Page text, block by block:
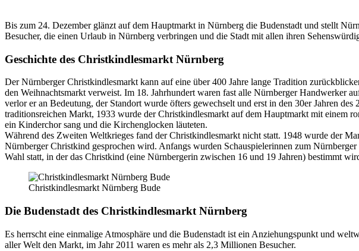
Bis zum 24. Dezember glänzt auf dem Hauptmarkt in Nürnberg die Budenstadt und stellt
Besucher, die einen Urlaub in Nürnberg verbringen und die Stadt mit allen ihren
Geschichte des Christkindlesmarkt Nürnberg
Der Nürnberger Christkindlesmarkt kann auf eine über 400 Jahre lange Tradition
den Weihnachtsmarkt verweist. Im 18. Jahrhundert waren fast alle Nürnberger Handwerker
verlor er an Bedeutung, der Standort wurde öfters gewechselt und erst in den 30er Jahren
traditionsreichen Markt, 1933 wurde der Christkindlesmarkt auf dem Hauptmarkt mit einem
ein Kinderchor sang und die Kirchenglocken läuteten.
Während des Zweiten Weltkrieges fand der Christkindlesmarkt nicht statt. 1948 wurde der
Nürnberger Christkind gesprochen wird. Anfangs wurden Schauspielerinnen zum
Wahl statt, in der das Christkind (eine Nürnbergerin zwischen 16 und 19 Jahren) bestimmt
Christkindlesmarkt Nürnberg Bude
Die Budenstadt des Christkindlesmarkt Nürnberg
Es herrscht eine einmalige Atmosphäre und die Budenstadt ist ein Anziehungspunkt und
aller Welt den Markt, im Jahr 2011 waren es mehr als 2,3 Millionen Besucher.